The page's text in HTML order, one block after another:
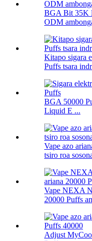
BGA Bit 35K
ODM
Kitapo sigara
Puffs tsara
BGA 50000
Liquid E ...
Vape azo
tsiro roa
Vape NEXA
20000 Puffs
Adjust